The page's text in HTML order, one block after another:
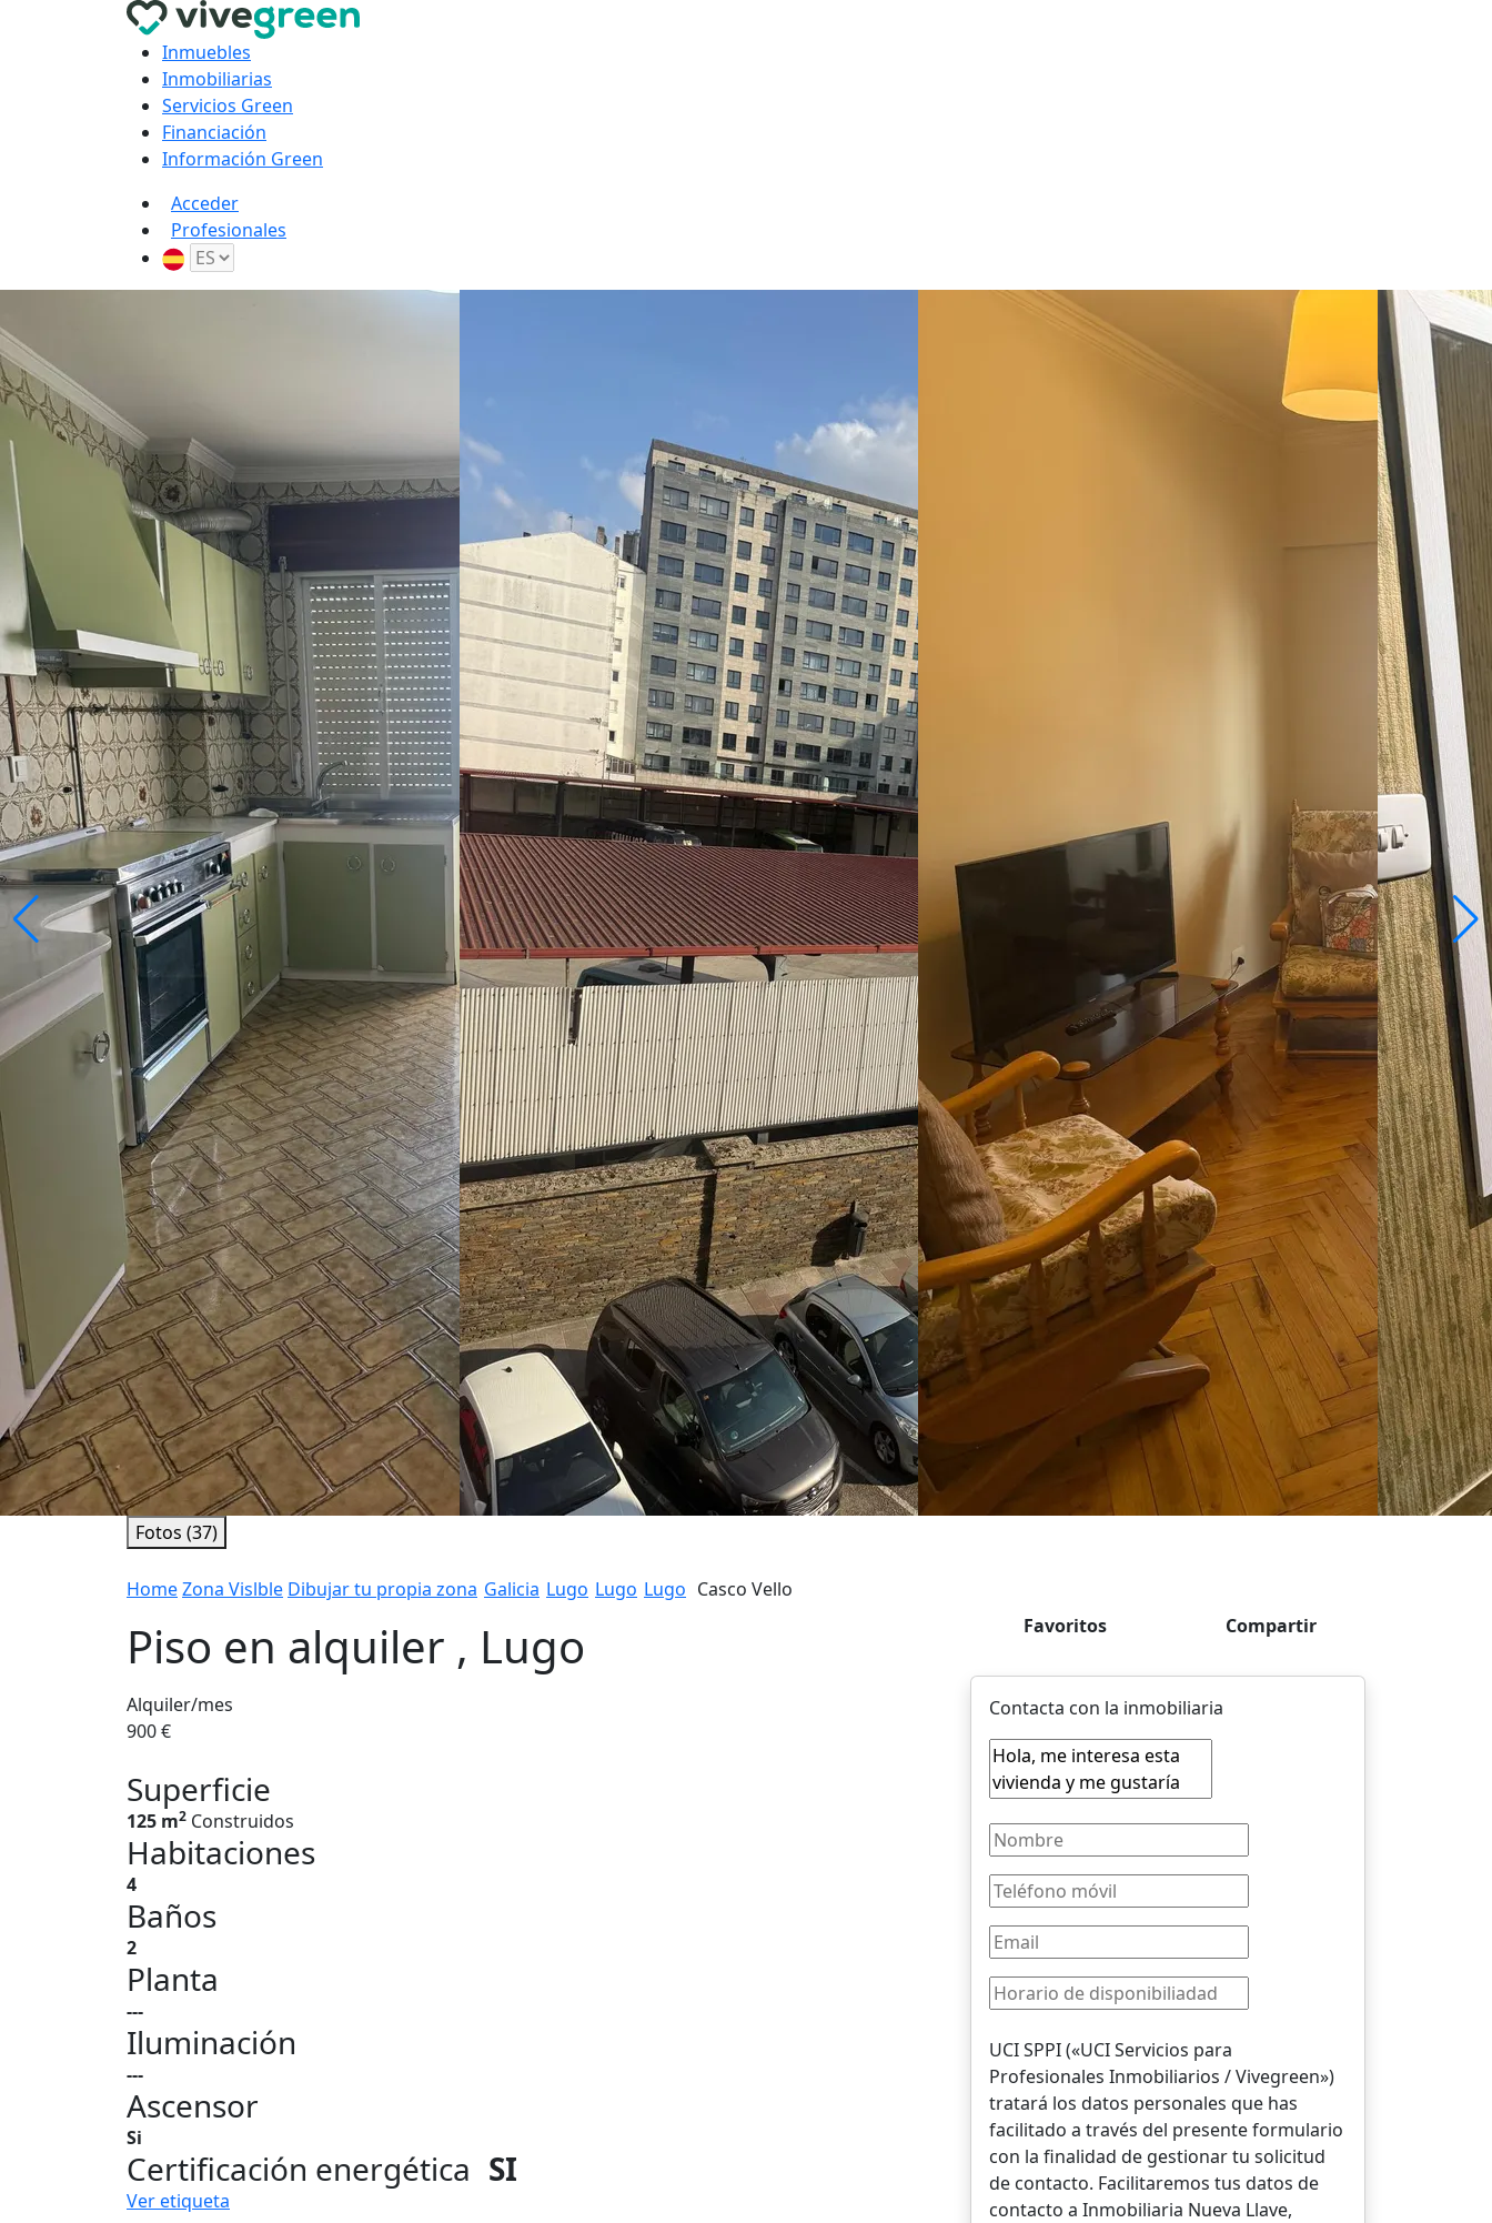
Inmuebles
Inmobiliarias
Servicios Green
Financiación
Información Green
Acceder
Profesionales
Fotos (37)
HomeZona Vislble Dibujar tu propia zona Galicia Lugo Lugo Lugo Casco Vello
Piso en alquiler , Lugo
Alquiler/mes
900 €
Superficie
125 m2 Construidos
Habitaciones
4
Baños
2
Planta
---
Iluminación
---
Ascensor
Si
Certificación energética SI
Ver etiqueta
Favoritos Compartir
Contacta con la inmobiliaria
UCI SPPI («UCI Servicios para
Profesionales Inmobiliarios / Vivegreen»)
tratará los datos personales que has
facilitado a través del presente formulario
con la finalidad de gestionar tu solicitud
de contacto. Facilitaremos tus datos de
contacto a Inmobiliaria Nueva Llave,